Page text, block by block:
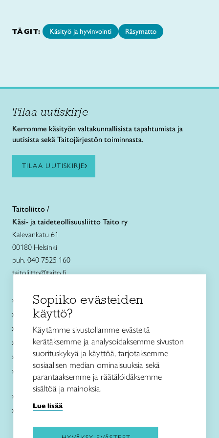
TÄGIT: Käsityö ja hyvinvointi Räsymatto
Tilaa uutiskirje
Kerromme käsityön valtakunnallisista tapahtumista ja
uutisista sekä Taitojärjestön toiminnasta.
TILAA UUTISKIRJE
Taitoliitto /
Käsi- ja taideteollisuusliitto Taito ry
Kalevankatu 61
00180 Helsinki
puh. 040 7525 160
taitoliitto@taito.fi
Käsityökurssit ja koulutus
Ajankohtaista
Käsityöohjeet
Me olemme Taito
Paikallinen toiminta
Verkkokaupat
Kirjaudu Arviin
Kirjaudu Taitocampukseen
Sopiiko evästeiden
käyttö?
Käytämme sivustollamme evästeitä
kerätäksemme ja analysoidaksemme sivuston
suorituskykyä ja käyttöä, tarjotaksemme
sosiaalisen median ominaisuuksia sekä
parantaaksemme ja räätälöidäksemme
sisältöä ja mainoksia.
Lue lisää